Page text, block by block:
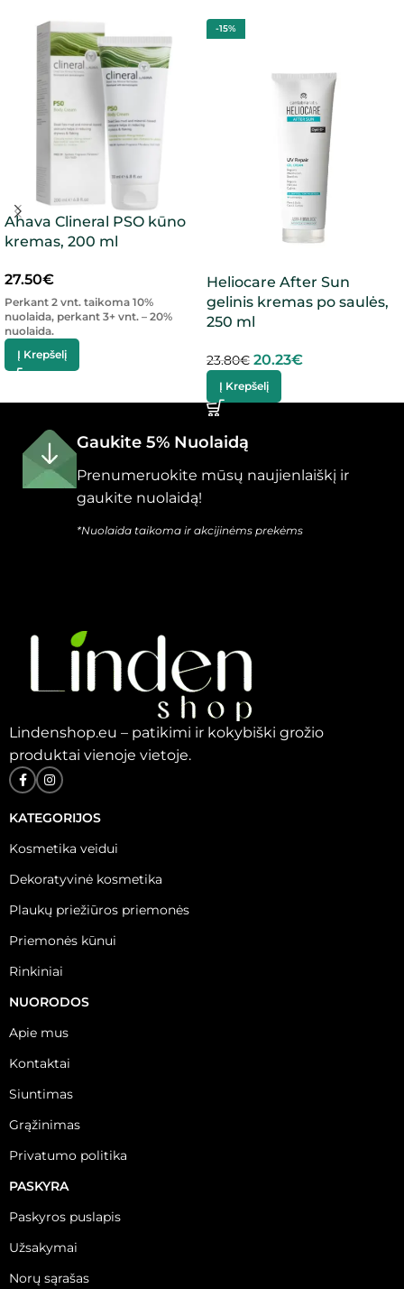
Ahava Clineral PSO kūno
kremas, 200 ml
27.50€
Perkant 2 vnt. taikoma 10%
nuolaida, perkant 3+ vnt. – 20%
nuolaida.
Į Krepšelį
-15%
Heliocare After Sun
gelinis kremas po saulės,
250 ml
23.80€ 20.23€
Į Krepšelį
Gaukite 5% Nuolaidą
Prenumeruokite mūsų naujienlaiškį ir
gaukite nuolaidą!
*Nuolaida taikoma ir akcijinėms prekėms
Lindenshop.eu – patikimi ir kokybiški grožio
produktai vienoje vietoje.
KATEGORIJOS
Kosmetika veidui
Dekoratyvinė kosmetika
Plaukų priežiūros priemonės
Priemonės kūnui
Rinkiniai
NUORODOS
Apie mus
Kontaktai
Siuntimas
Grąžinimas
Privatumo politika
PASKYRA
Paskyros puslapis
Užsakymai
Norų sąrašas